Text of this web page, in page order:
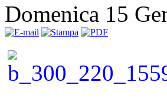
Domenica 15